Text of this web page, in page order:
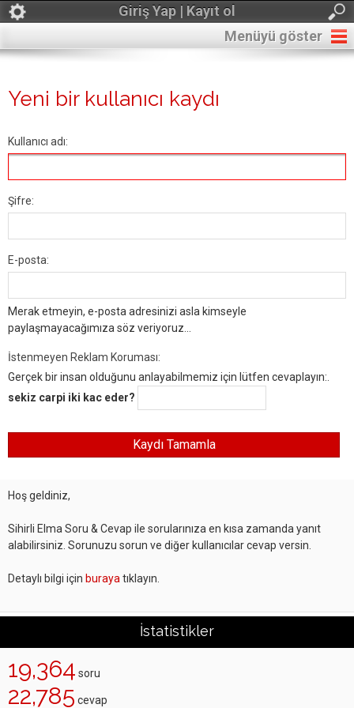
Giriş Yap | Kayıt ol
Menüyü göster
Yeni bir kullanıcı kaydı
Kullanıcı adı:
Şifre:
E-posta:
Merak etmeyin, e-posta adresinizi asla kimseyle
paylaşmayacağımıza söz veriyoruz...
İstenmeyen Reklam Koruması:
Gerçek bir insan olduğunu anlayabilmemiz için lütfen cevaplayın:.
sekiz carpi iki kac eder?
Hoş geldiniz,
Sihirli Elma Soru & Cevap ile sorularınıza en kısa zamanda yanıt
alabilirsiniz. Sorunuzu sorun ve diğer kullanıcılar cevap versin.
Detaylı bilgi için buraya tıklayın.
İstatistikler
19,364 soru
22,785 cevap